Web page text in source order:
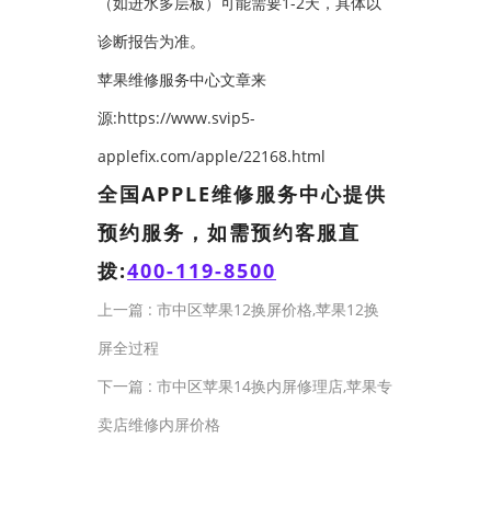
诊断报告为准。
苹果维修服务中心文章来
源:https://www.svip5-
applefix.com/apple/22168.html
全国APPLE维修服务中心提供
预约服务，如需预约客服直
拨:400-119-8500
上一篇 : 市中区苹果12换屏价格,苹果12换
屏全过程
下一篇 : 市中区苹果14换内屏修理店,苹果专
卖店维修内屏价格